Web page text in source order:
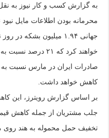
به گزارش کسب و کار نیوز به نقل
محرمانه بودن اطلاعات مایل
جهانی ۱.۹۴ میلیون
خواهند کرد که ۲۱
کاهش خواهد داشت.
بر اساس گزارش رویترز، این
جلب مشتریان از جمله کاهش
تخفیف حمل محموله به هند روی